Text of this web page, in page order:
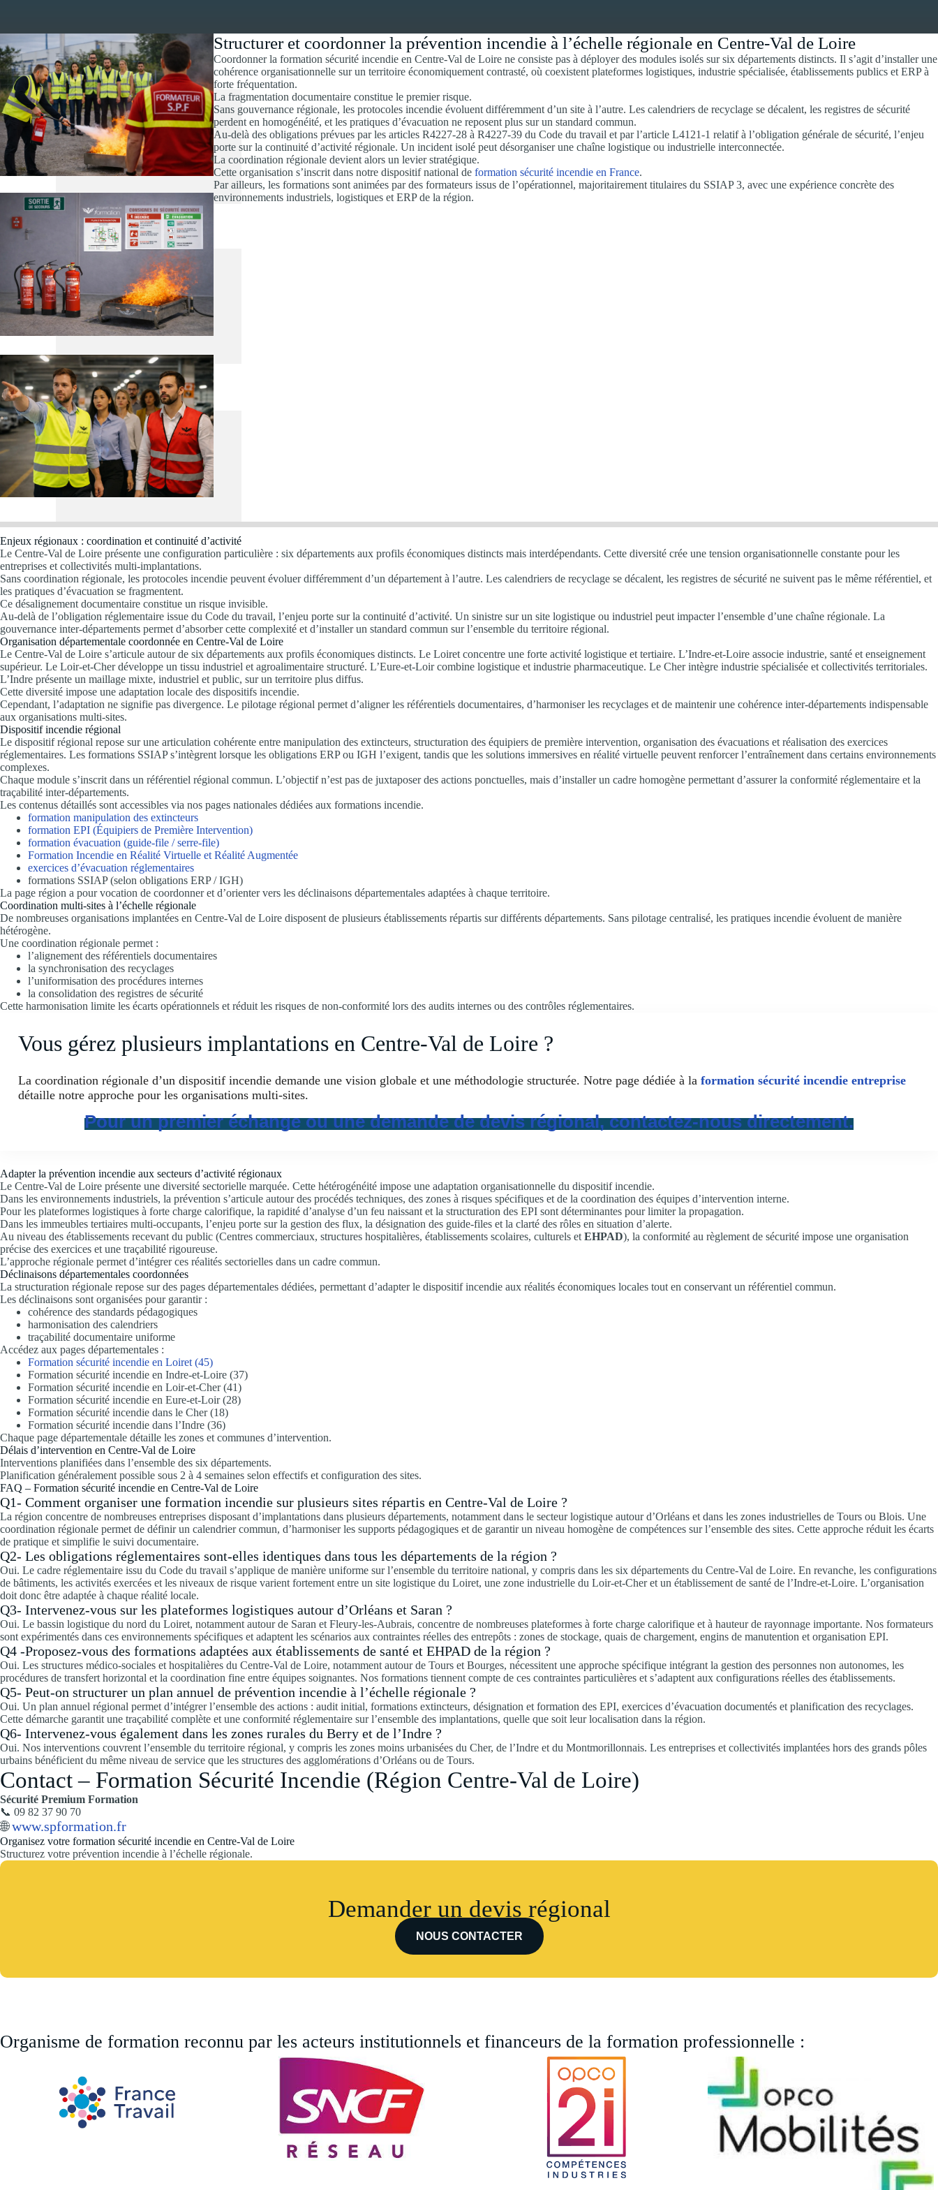
Structurer et coordonner la prévention incendie à l’échelle régionale en Centre-Val de Loire
Coordonner la formation sécurité incendie en Centre-Val de Loire ne consiste pas à déployer des modules isolés sur six départements distincts. Il s’agit d’installer une
cohérence organisationnelle sur un territoire économiquement contrasté, où coexistent plateformes logistiques, industrie spécialisée, établissements publics et ERP à
forte fréquentation.
La fragmentation documentaire constitue le premier risque.
Sans gouvernance régionale, les protocoles incendie évoluent différemment d’un site à l’autre. Les calendriers de recyclage se décalent, les registres de sécurité
perdent en homogénéité, et les pratiques d’évacuation ne reposent plus sur un standard commun.
Au-delà des obligations prévues par les articles R4227-28 à R4227-39 du Code du travail et par l’article L4121-1 relatif à l’obligation générale de sécurité, l’enjeu
porte sur la continuité d’activité régionale. Un incident isolé peut désorganiser une chaîne logistique ou industrielle interconnectée.
La coordination régionale devient alors un levier stratégique.
Cette organisation s’inscrit dans notre dispositif national deformation sécurité incendie en France.
Par ailleurs, les formations sont animées par des formateurs issus de l’opérationnel, majoritairement titulaires du SSIAP 3, avec une expérience concrète des
environnements industriels, logistiques et ERP de la région.
Enjeux régionaux : coordination et continuité d’activité
Le Centre-Val de Loire présente une configuration particulière : six départements aux profils économiques distincts mais interdépendants. Cette diversité crée une tension organisationnelle constante pour les
entreprises et collectivités multi-implantations.
Sans coordination régionale, les protocoles incendie peuvent évoluer différemment d’un département à l’autre. Les calendriers de recyclage se décalent, les registres de sécurité ne suivent pas le même référentiel, et
les pratiques d’évacuation se fragmentent.
Ce désalignement documentaire constitue un risque invisible.
Au-delà de l’obligation réglementaire issue du Code du travail, l’enjeu porte sur la continuité d’activité. Un sinistre sur un site logistique ou industriel peut impacter l’ensemble d’une chaîne régionale. La
gouvernance inter-départements permet d’absorber cette complexité et d’installer un standard commun sur l’ensemble du territoire régional.
Organisation départementale coordonnée en Centre-Val de Loire
Le Centre-Val de Loire s’articule autour de six départements aux profils économiques distincts. Le Loiret concentre une forte activité logistique et tertiaire. L’Indre-et-Loire associe industrie, santé et enseignement
supérieur. Le Loir-et-Cher développe un tissu industriel et agroalimentaire structuré. L’Eure-et-Loir combine logistique et industrie pharmaceutique. Le Cher intègre industrie spécialisée et collectivités territoriales.
L’Indre présente un maillage mixte, industriel et public, sur un territoire plus diffus.
Cette diversité impose une adaptation locale des dispositifs incendie.
Cependant, l’adaptation ne signifie pas divergence. Le pilotage régional permet d’aligner les référentiels documentaires, d’harmoniser les recyclages et de maintenir une cohérence inter-départements indispensable
aux organisations multi-sites.
Dispositif incendie régional
Le dispositif régional repose sur une articulation cohérente entre manipulation des extincteurs, structuration des équipiers de première intervention, organisation des évacuations et réalisation des exercices
réglementaires. Les formations SSIAP s’intègrent lorsque les obligations ERP ou IGH l’exigent, tandis que les solutions immersives en réalité virtuelle peuvent renforcer l’entraînement dans certains environnements
complexes.
Chaque module s’inscrit dans un référentiel régional commun. L’objectif n’est pas de juxtaposer des actions ponctuelles, mais d’installer un cadre homogène permettant d’assurer la conformité réglementaire et la
traçabilité inter-départements.
Les contenus détaillés sont accessibles via nos pages nationales dédiées aux formations incendie.
formation manipulation des extincteurs
formation EPI (Équipiers de Première Intervention)
formation évacuation (guide-file / serre-file)
Formation Incendie en Réalité Virtuelle et Réalité Augmentée
exercices d’évacuation réglementaires
formations SSIAP (selon obligations ERP / IGH)
La page région a pour vocation de coordonner et d’orienter vers les déclinaisons départementales adaptées à chaque territoire.
Coordination multi-sites à l’échelle régionale
De nombreuses organisations implantées en Centre-Val de Loire disposent de plusieurs établissements répartis sur différents départements. Sans pilotage centralisé, les pratiques incendie évoluent de manière
hétérogène.
Une coordination régionale permet :
l’alignement des référentiels documentaires
la synchronisation des recyclages
l’uniformisation des procédures internes
la consolidation des registres de sécurité
Cette harmonisation limite les écarts opérationnels et réduit les risques de non-conformité lors des audits internes ou des contrôles réglementaires.
Vous gérez plusieurs implantations en Centre-Val de Loire ?
La coordination régionale d’un dispositif incendie demande une vision globale et une méthodologie structurée. Notre page dédiée à la formation sécurité incendie entreprise
détaille notre approche pour les organisations multi-sites.
Pour un premier échange ou une demande de devis régional, contactez-nous directement.
Adapter la prévention incendie aux secteurs d’activité régionaux
Le Centre-Val de Loire présente une diversité sectorielle marquée. Cette hétérogénéité impose une adaptation organisationnelle du dispositif incendie.
Dans les environnements industriels, la prévention s’articule autour des procédés techniques, des zones à risques spécifiques et de la coordination des équipes d’intervention interne.
Pour les plateformes logistiques à forte charge calorifique, la rapidité d’analyse d’un feu naissant et la structuration des EPI sont déterminantes pour limiter la propagation.
Dans les immeubles tertiaires multi-occupants, l’enjeu porte sur la gestion des flux, la désignation des guide-files et la clarté des rôles en situation d’alerte.
Au niveau des établissements recevant du public (Centres commerciaux, structures hospitalières, établissements scolaires, culturels et EHPAD), la conformité au règlement de sécurité impose une organisation
précise des exercices et une traçabilité rigoureuse.
L’approche régionale permet d’intégrer ces réalités sectorielles dans un cadre commun.
Déclinaisons départementales coordonnées
La structuration régionale repose sur des pages départementales dédiées, permettant d’adapter le dispositif incendie aux réalités économiques locales tout en conservant un référentiel commun.
Les déclinaisons sont organisées pour garantir :
cohérence des standards pédagogiques
harmonisation des calendriers
traçabilité documentaire uniforme
Accédez aux pages départementales :
Formation sécurité incendie en Loiret (45)
Formation sécurité incendie en Indre-et-Loire (37)
Formation sécurité incendie en Loir-et-Cher (41)
Formation sécurité incendie en Eure-et-Loir (28)
Formation sécurité incendie dans le Cher (18)
Formation sécurité incendie dans l’Indre (36)
Chaque page départementale détaille les zones et communes d’intervention.
Délais d’intervention en Centre-Val de Loire
Interventions planifiées dans l’ensemble des six départements.
Planification généralement possible sous 2 à 4 semaines selon effectifs et configuration des sites.
FAQ – Formation sécurité incendie en Centre-Val de Loire
Q1- Comment organiser une formation incendie sur plusieurs sites répartis en Centre-Val de Loire ?
La région concentre de nombreuses entreprises disposant d’implantations dans plusieurs départements, notamment dans le secteur logistique autour d’Orléans et dans les zones industrielles de Tours ou Blois. Une
coordination régionale permet de définir un calendrier commun, d’harmoniser les supports pédagogiques et de garantir un niveau homogène de compétences sur l’ensemble des sites. Cette approche réduit les écarts
de pratique et simplifie le suivi documentaire.
Q2- Les obligations réglementaires sont-elles identiques dans tous les départements de la région ?
Oui. Le cadre réglementaire issu du Code du travail s’applique de manière uniforme sur l’ensemble du territoire national, y compris dans les six départements du Centre-Val de Loire. En revanche, les configurations
de bâtiments, les activités exercées et les niveaux de risque varient fortement entre un site logistique du Loiret, une zone industrielle du Loir-et-Cher et un établissement de santé de l’Indre-et-Loire. L’organisation
doit donc être adaptée à chaque réalité locale.
Q3- Intervenez-vous sur les plateformes logistiques autour d’Orléans et Saran ?
Oui. Le bassin logistique du nord du Loiret, notamment autour de Saran et Fleury-les-Aubrais, concentre de nombreuses plateformes à forte charge calorifique et à hauteur de rayonnage importante. Nos formateurs
sont expérimentés dans ces environnements spécifiques et adaptent les scénarios aux contraintes réelles des entrepôts : zones de stockage, quais de chargement, engins de manutention et organisation EPI.
Q4 -Proposez-vous des formations adaptées aux établissements de santé et EHPAD de la région ?
Oui. Les structures médico-sociales et hospitalières du Centre-Val de Loire, notamment autour de Tours et Bourges, nécessitent une approche spécifique intégrant la gestion des personnes non autonomes, les
procédures de transfert horizontal et la coordination fine entre équipes soignantes. Nos formations tiennent compte de ces contraintes particulières et s’adaptent aux configurations réelles des établissements.
Q5- Peut-on structurer un plan annuel de prévention incendie à l’échelle régionale ?
Oui. Un plan annuel régional permet d’intégrer l’ensemble des actions : audit initial, formations extincteurs, désignation et formation des EPI, exercices d’évacuation documentés et planification des recyclages.
Cette démarche garantit une traçabilité complète et une conformité réglementaire sur l’ensemble des implantations, quelle que soit leur localisation dans la région.
Q6- Intervenez-vous également dans les zones rurales du Berry et de l’Indre ?
Oui. Nos interventions couvrent l’ensemble du territoire régional, y compris les zones moins urbanisées du Cher, de l’Indre et du Montmorillonnais. Les entreprises et collectivités implantées hors des grands pôles
urbains bénéficient du même niveau de service que les structures des agglomérations d’Orléans ou de Tours.
Contact – Formation Sécurité Incendie (Région Centre-Val de Loire)
Sécurité Premium Formation
📞 09 82 37 90 70
🌐www.spformation.fr
Organisez votre formation sécurité incendie en Centre-Val de Loire
Structurez votre prévention incendie à l’échelle régionale.
Demander un devis régional
NOUS CONTACTER
Organisme de formation reconnu par les acteurs institutionnels et financeurs de la formation professionnelle :